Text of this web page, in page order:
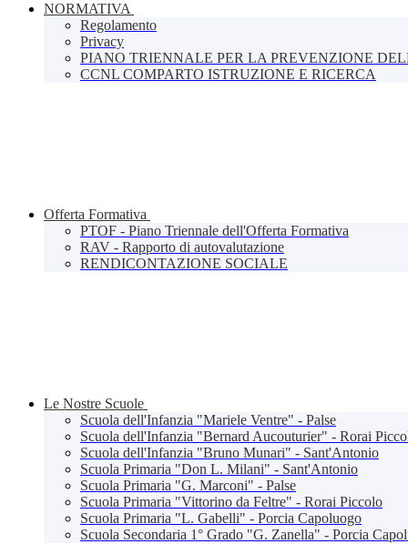
NORMATIVA
Regolamento
Privacy
PIANO TRIENNALE PER LA PREVENZIONE
CCNL COMPARTO ISTRUZIONE E RICERCA
Offerta Formativa
PTOF - Piano Triennale dell'Offerta Formativa
RAV - Rapporto di autovalutazione
RENDICONTAZIONE SOCIALE
Le Nostre Scuole
Scuola dell'Infanzia "Mariele Ventre" - Palse
Scuola dell'Infanzia "Bernard Aucouturier" - Rorai
Scuola dell'Infanzia "Bruno Munari" - Sant'Antonio
Scuola Primaria "Don L. Milani" - Sant'Antonio
Scuola Primaria "G. Marconi" - Palse
Scuola Primaria "Vittorino da Feltre" - Rorai Piccolo
Scuola Primaria "L. Gabelli" - Porcia Capoluogo
Scuola Secondaria 1° Grado "G. Zanella" - Porcia